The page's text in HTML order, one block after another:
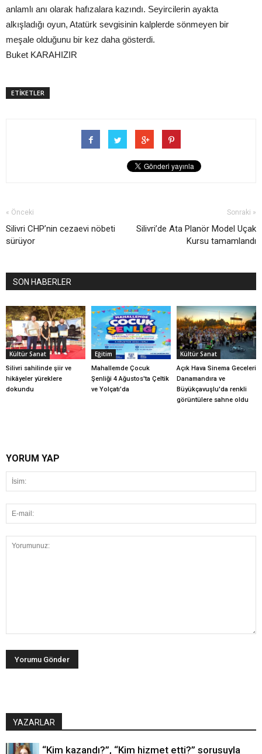
anlamlı anı olarak hafızalara kazındı. Seyircilerin ayakta
alkışladığı oyun, Atatürk sevgisinin kalplerde sönmeyen bir
meşale olduğunu bir kez daha gösterdi.
Buket KARAHIZIR
ETİKETLER
« Önceki
Silivri CHP’nin cezaevi nöbeti
sürüyor
Sonraki »
Silivri’de Ata Planör Model Uçak
Kursu tamamlandı
SON HABERLER
Kültür Sanat
Silivri sahilinde şiir ve
hikâyeler yüreklere
dokundu
Eğitim
Mahallemde Çocuk
Şenliği 4 Ağustos'ta Çeltik
ve Yolçatı'da
Kültür Sanat
Açık Hava Sinema Geceleri
Danamandıra ve
Büyükçavuşlu'da renkli
görüntülere sahne oldu
YORUM YAP
YAZARLAR
“Kim kazandı?”, “Kim hizmet etti?” sorusuyla